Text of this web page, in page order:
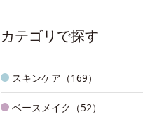
カテゴリで探す
スキンケア（169）
ベースメイク（52）